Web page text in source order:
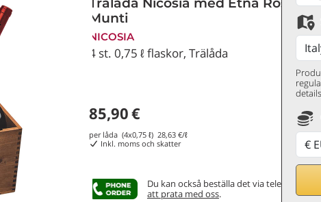
Munti
NICOSIA
4 st. 0,75 ℓ flaskor, Trälåda
85,90€
per låda (4x0,75 ℓ) 28,63 €/ℓ
Inkl. moms och skatter
Du kan också beställa det via telefon
att prata med oss.